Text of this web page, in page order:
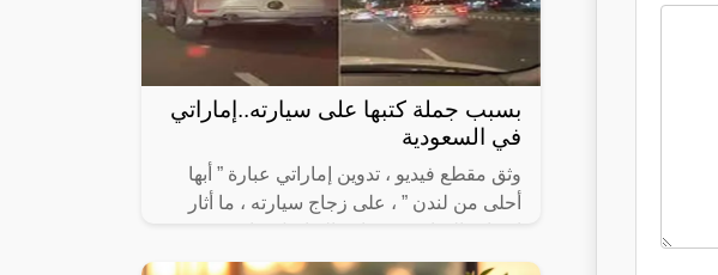
بسبب جملة كتبها على سيارته..إماراتي
في السعودية
وثق مقطع فيديو ، تدوين إماراتي عبارة ” أبها
أحلى من لندن ” ، على زجاج سيارته ، ما أثار
الفيديو عبر مواقع التواصل ، حيث